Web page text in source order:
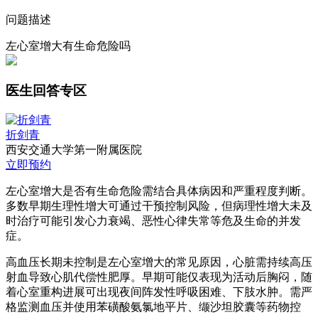
问题描述
左心室增大有生命危险吗
医生回答专区
折剑青
西安交通大学第一附属医院
立即预约
左心室增大是否有生命危险需结合具体病因和严重程度判断。
多数早期生理性增大可通过干预控制风险，但病理性增大未及
时治疗可能引发心力衰竭、恶性心律失常等危及生命的并发
症。
高血压长期未控制是左心室增大的常见原因，心脏需持续高压
射血导致心肌代偿性肥厚。早期可能仅表现为活动后胸闷，随
着心室重构进展可出现夜间阵发性呼吸困难、下肢水肿。需严
格监测血压并使用苯磺酸氨氯地平片、缬沙坦胶囊等药物控